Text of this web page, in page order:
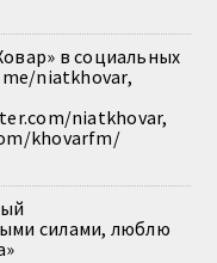
в социальных
niatkhovar,
niatkhovar,
khovarfm/
силами, люблю